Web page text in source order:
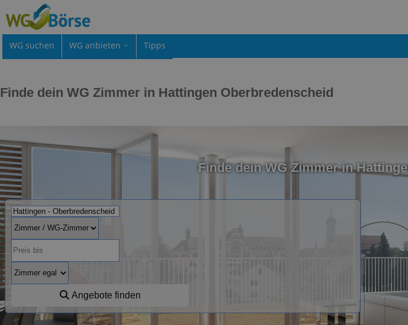
WG suchen WG anbieten Tipps
Finde dein WG Zimmer in Hattingen Oberbredenscheid
Finde dein WG Zimmer in
Angebote finden